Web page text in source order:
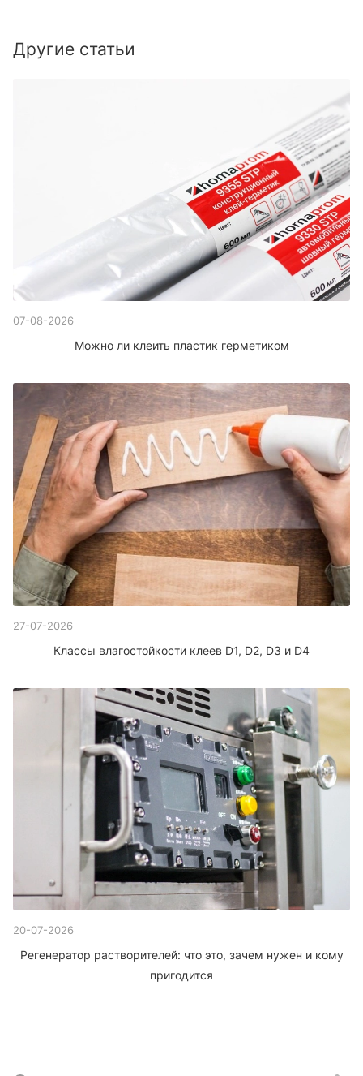
Другие статьи
07-08-2026
Можно ли клеить пластик герметиком
27-07-2026
Классы влагостойкости клеев D1, D2, D3 и D4
20-07-2026
Регенератор растворителей: что это, зачем нужен и кому
пригодится